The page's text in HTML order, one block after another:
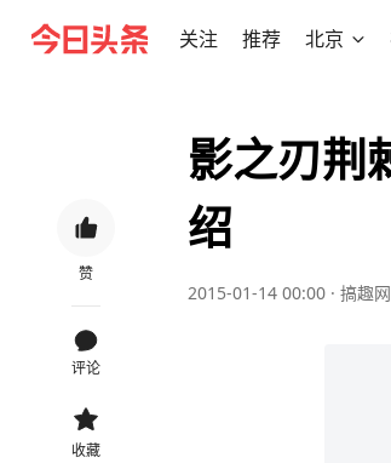
关注 推荐 北京
赞
评论
收藏
影之刃荆
绍
2015-01-14 00:00 · 搞趣网